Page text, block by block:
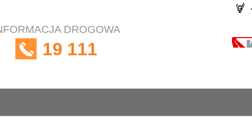
DROGOWA
19 111